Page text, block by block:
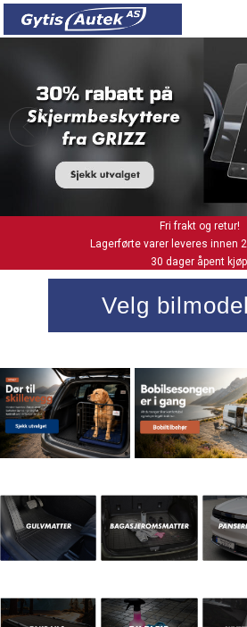
Fri frakt og retur!
Lagerførte varer leveres innen
30 dager åpent kjøp
Velg